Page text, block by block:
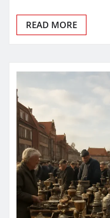
READ MORE